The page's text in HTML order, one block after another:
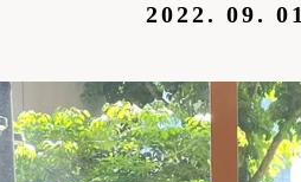
2022. 09. 01